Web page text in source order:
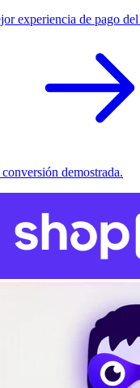
experiencia de pago
demostrada.